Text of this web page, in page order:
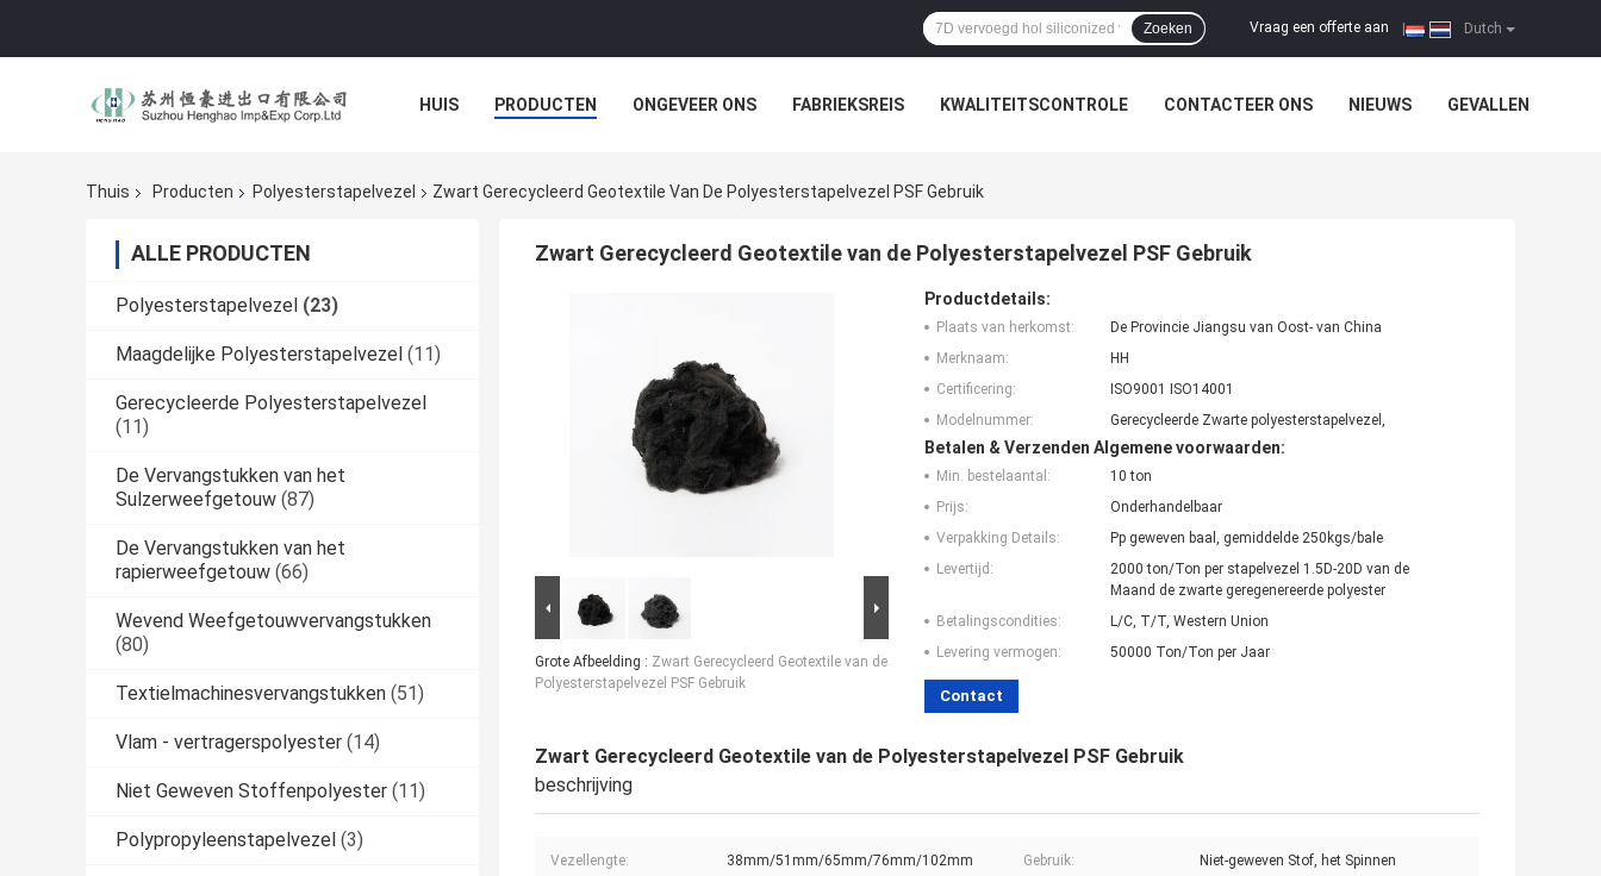
Dutch
Vraag een offerte aan
Zoeken
HUIS PRODUCTEN ONGEVEER ONS FABRIEKSREIS KWALITEITSCONTROLE CONTACTEER ONS NIEUWS GEVALLEN
Thuis Producten Polyesterstapelvezel Zwart Gerecycleerd Geotextile Van De Polyesterstapelvezel PSF Gebruik
ALLE PRODUCTEN
Polyesterstapelvezel (23)
Maagdelijke Polyesterstapelvezel (11)
Gerecycleerde Polyesterstapelvezel
(11)
De Vervangstukken van het
Sulzerweefgetouw (87)
De Vervangstukken van het
rapierweefgetouw (66)
Wevend Weefgetouwvervangstukken
(80)
Textielmachinesvervangstukken (51)
Vlam - vertragerspolyester (14)
Niet Geweven Stoffenpolyester (11)
Polypropyleenstapelvezel (3)
Zwart Gerecycleerd Geotextile van de Polyesterstapelvezel PSF Gebruik
Grote Afbeelding : Zwart Gerecycleerd Geotextile van de
Polyesterstapelvezel PSF Gebruik
Productdetails:
Plaats van herkomst:
De Provincie Jiangsu van Oost- van China
Merknaam:
HH
Certificering:
ISO9001 ISO14001
Modelnummer:
Gerecycleerde Zwarte polyesterstapelvezel,
Betalen & Verzenden Algemene voorwaarden:
Min. bestelaantal:
10 ton
Prijs:
Onderhandelbaar
Verpakking Details:
Pp geweven baal, gemiddelde 250kgs/bale
Levertijd:
2000 ton/Ton per stapelvezel 1.5D-20D van de
Maand de zwarte geregenereerde polyester
Betalingscondities:
L/C, T/T, Western Union
Levering vermogen:
50000 Ton/Ton per Jaar
Contact
Zwart Gerecycleerd Geotextile van de Polyesterstapelvezel PSF Gebruik
beschrijving
Vezellengte: 38mm/51mm/65mm/76mm/102mm Gebruik: Niet-geweven Stof, het Spinnen